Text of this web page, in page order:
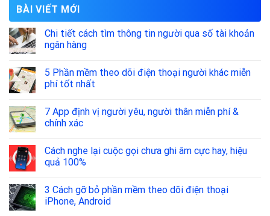
BÀI VIẾT MỚI
Chi tiết cách tìm thông tin người qua số tài khoản
ngân hàng
5 Phần mềm theo dõi điện thoại người khác miễn
phí tốt nhất
7 App định vị người yêu, người thân miễn phí &
chính xác
Cách nghe lại cuộc gọi chưa ghi âm cực hay, hiệu
quả 100%
3 Cách gỡ bỏ phần mềm theo dõi điện thoại
iPhone, Android